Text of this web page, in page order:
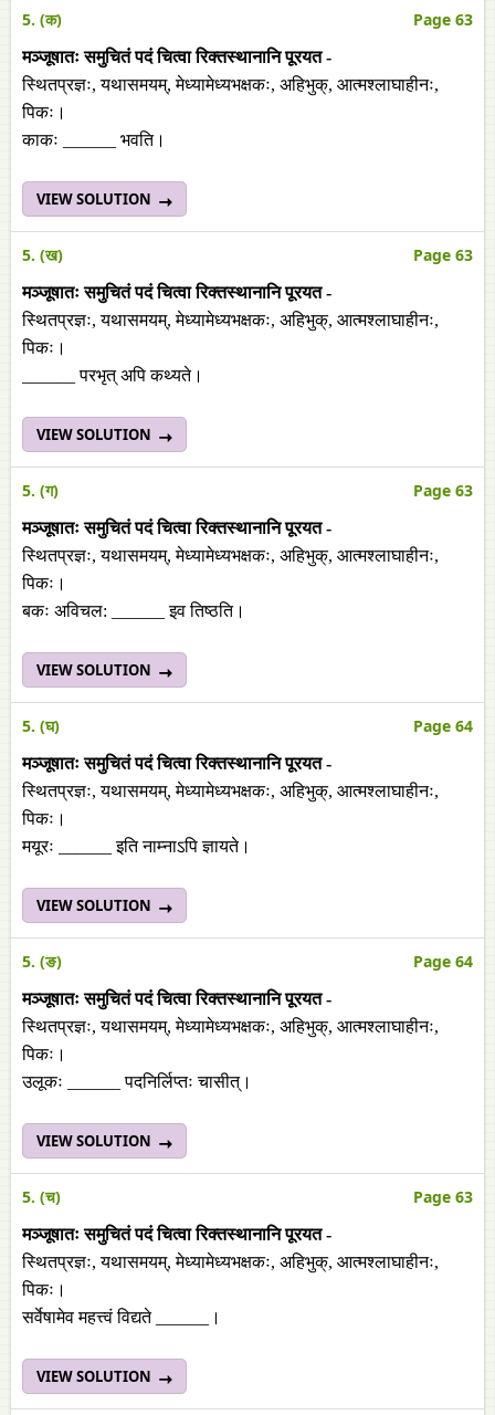
5. (क) Page 63
मञ्जूषातः समुचितं पदं चित्वा रिक्तस्थानानि पूरयत -
स्थितप्रज्ञः, यथासमयम्‌, मेध्यामेध्यभक्षकः, अहिभुक्‌, आत्मश्लाघाहीनः,
पिकः।
काकः ______ भवति।
VIEW SOLUTION
5. (ख) Page 63
मञ्जूषातः समुचितं पदं चित्वा रिक्तस्थानानि पूरयत -
स्थितप्रज्ञः, यथासमयम्‌, मेध्यामेध्यभक्षकः, अहिभुक्‌, आत्मश्लाघाहीनः,
पिकः।
______ परभृत् अपि कथ्यते।
VIEW SOLUTION
5. (ग) Page 63
मञ्जूषातः समुचितं पदं चित्वा रिक्तस्थानानि पूरयत -
स्थितप्रज्ञः, यथासमयम्‌, मेध्यामेध्यभक्षकः, अहिभुक्‌, आत्मश्लाघाहीनः,
पिकः।
बकः अविचल: ______ इव तिष्ठति।
VIEW SOLUTION
5. (घ) Page 64
मञ्जूषातः समुचितं पदं चित्वा रिक्तस्थानानि पूरयत -
स्थितप्रज्ञः, यथासमयम्‌, मेध्यामेध्यभक्षकः, अहिभुक्‌, आत्मश्लाघाहीनः,
पिकः।
मयूरः ______ इति नाम्नाऽपि ज्ञायते।
VIEW SOLUTION
5. (ङ) Page 64
मञ्जूषातः समुचितं पदं चित्वा रिक्तस्थानानि पूरयत -
स्थितप्रज्ञः, यथासमयम्‌, मेध्यामेध्यभक्षकः, अहिभुक्‌, आत्मश्लाघाहीनः,
पिकः।
उलूकः ______ पदनिर्लिप्तः चासीत्।
VIEW SOLUTION
5. (च) Page 63
मञ्जूषातः समुचितं पदं चित्वा रिक्तस्थानानि पूरयत -
स्थितप्रज्ञः, यथासमयम्‌, मेध्यामेध्यभक्षकः, अहिभुक्‌, आत्मश्लाघाहीनः,
पिकः।
सर्वेषामेव महत्त्वं विद्यते ______।
VIEW SOLUTION